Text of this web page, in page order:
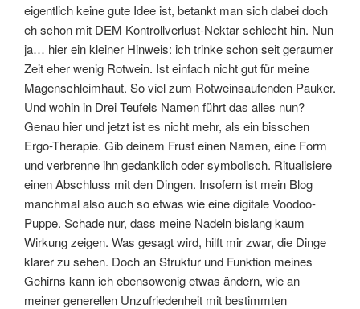
eigentlich keine gute Idee ist, betankt man sich dabei doch
eh schon mit DEM Kontrollverlust-Nektar schlecht hin. Nun
ja… hier ein kleiner Hinweis: ich trinke schon seit geraumer
Zeit eher wenig Rotwein. Ist einfach nicht gut für meine
Magenschleimhaut. So viel zum Rotweinsaufenden Pauker.
Und wohin in Drei Teufels Namen führt das alles nun?
Genau hier und jetzt ist es nicht mehr, als ein bisschen
Ergo-Therapie. Gib deinem Frust einen Namen, eine Form
und verbrenne ihn gedanklich oder symbolisch. Ritualisiere
einen Abschluss mit den Dingen. Insofern ist mein Blog
manchmal also auch so etwas wie eine digitale Voodoo-
Puppe. Schade nur, dass meine Nadeln bislang kaum
Wirkung zeigen. Was gesagt wird, hilft mir zwar, die Dinge
klarer zu sehen. Doch an Struktur und Funktion meines
Gehirns kann ich ebensowenig etwas ändern, wie an
meiner generellen Unzufriedenheit mit bestimmten